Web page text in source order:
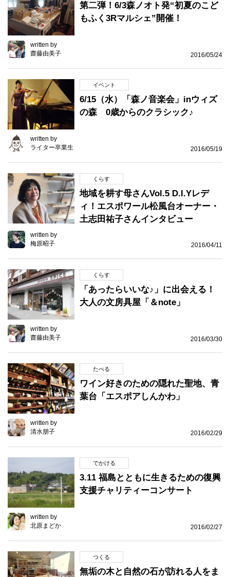
第二弾！6/3森ノオト発“初夏のこど
もふく3Rマルシェ”開催！
written by
齋藤由美子
2016/05/24
イベント
6/15（水）「森ノ音楽会」inウィズ
の森 0歳からのクラシック♪
written by
ライター卒業生
2016/05/19
くらす
地域を耕す母さんVol.5 D.I.Yレデ
ィ！エスポワール松風台オーナー・
土志田祐子さんインタビュー
written by
梅原昭子
2016/04/11
くらす
「あったらいいな♪」に出会える！
大人の文房具屋「＆note」
written by
齋藤由美子
2016/03/30
たべる
ワイン好きのための隠れた聖地、青
葉台「エスポアしんかわ」
written by
清水朋子
2016/02/29
でかける
3.11 福島とともに生きるための復興
支援チャリティーコンサート
written by
北原まどか
2016/02/27
つくる
無垢の木と自然の石が訪れる人をま